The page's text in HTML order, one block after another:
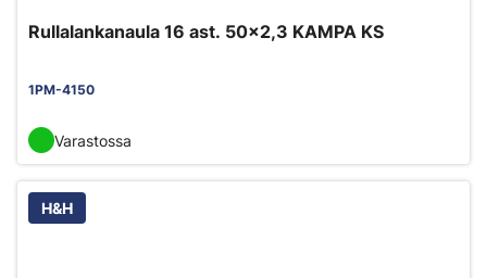
Rullalankanaula 16 ast. 50x2,3 KAMPA KS
1PM-4150
Varastossa
H&H